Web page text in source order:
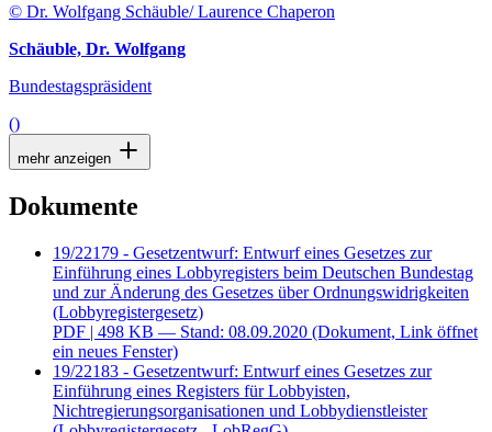
© Dr. Wolfgang Schäuble/ Laurence Chaperon
Schäuble, Dr. Wolfgang
Bundestagspräsident
()
mehr anzeigen
Dokumente
19/22179 - Gesetzentwurf: Entwurf eines Gesetzes zur
Einführung eines Lobbyregisters beim Deutschen Bundestag
und zur Änderung des Gesetzes über Ordnungswidrigkeiten
(Lobbyregistergesetz)
PDF | 498 KB — Stand: 08.09.2020 (Dokument, Link öffnet
ein neues Fenster)
19/22183 - Gesetzentwurf: Entwurf eines Gesetzes zur
Einführung eines Registers für Lobbyisten,
Nichtregierungsorganisationen und Lobbydienstleister